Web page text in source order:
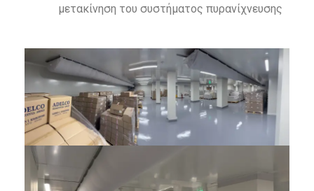
μετακίνηση του συστήματος πυρανίχνευσης